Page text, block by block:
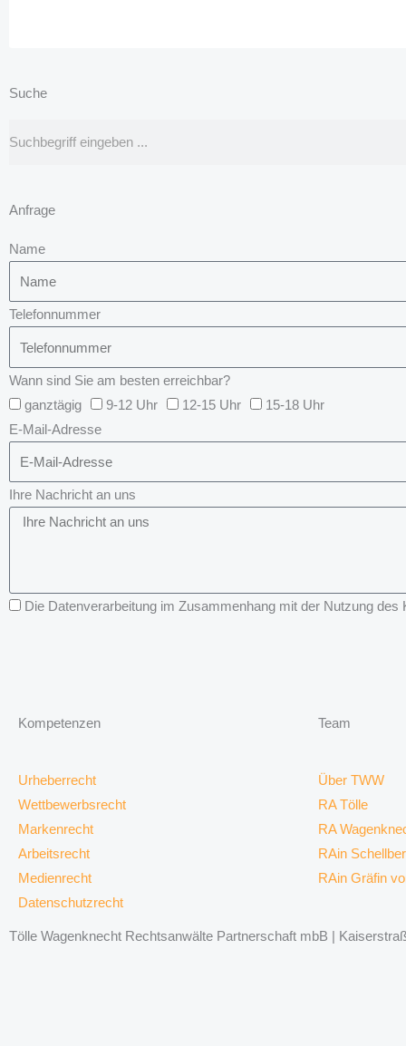
Suche
Anfrage
Name
Telefonnummer
Wann sind Sie am besten erreichbar?
ganztägig
9-12 Uhr 12-15 Uhr
15-18 Uhr
E-Mail-Adresse
Ihre Nachricht an uns
Die Datenverarbeitung im Zusammenhang mit der Nutzung
Kompetenzen
Urheberrecht
Wettbewerbsrecht
Markenrecht
Arbeitsrecht
Medienrecht
Datenschutzrecht
Team
Über TWW
RA Tölle
RA
RAin
RAin Gräfin
Tölle Wagenknecht Rechtsanwälte Partnerschaft mbB |